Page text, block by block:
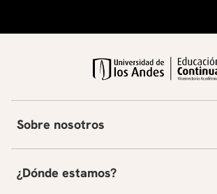
Sobre nosotros
¿Dónde estamos?